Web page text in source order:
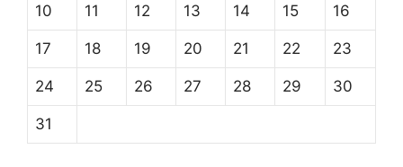
10 11 12 13 14 15 16
17 18 19 20 21 22 23
24 25 26 27 28 29 30
31